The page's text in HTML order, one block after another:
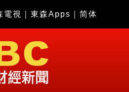
電視 東森Apps 简体